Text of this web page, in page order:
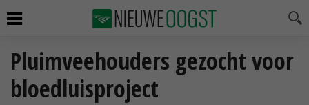
Pluimveehouders gezocht voor
bloedluisproject